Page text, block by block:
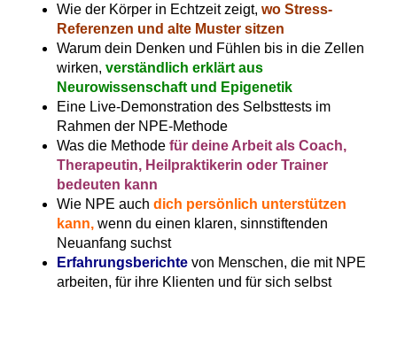
Wie der Körper in Echtzeit zeigt, wo Stress-
Referenzen und alte Muster sitzen
Warum dein Denken und Fühlen bis in die Zellen
wirken, verständlich erklärt aus
Neurowissenschaft und Epigenetik
Eine Live-Demonstration des Selbsttests im
Rahmen der NPE-Methode
Was die Methode für deine Arbeit als Coach,
Therapeutin, Heilpraktikerin oder Trainer
bedeuten kann
Wie NPE auch dich persönlich unterstützen
kann, wenn du einen klaren, sinnstiftenden
Neuanfang suchst
Erfahrungsberichte von Menschen, die mit NPE
arbeiten, für ihre Klienten und für sich selbst